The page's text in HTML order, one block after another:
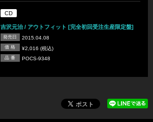
CD
吉沢元治 / アウトフィット [完全初回受注生産限定盤]
発売日 2015.04.08
価 格 ¥2,016 (税込)
品 番 POCS-9348